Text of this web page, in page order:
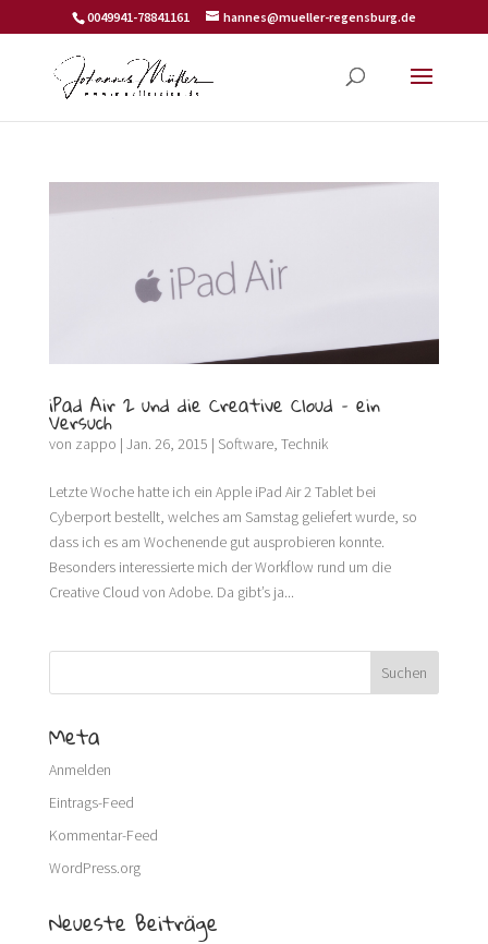
0049941-78841161 hannes@mueller-regensburg.de
iPad Air 2 und die Creative Cloud – ein
Versuch
von zappo | Jan. 26, 2015 | Software, Technik
Letzte Woche hatte ich ein Apple iPad Air 2 Tablet bei
Cyberport bestellt, welches am Samstag geliefert wurde, so
dass ich es am Wochenende gut ausprobieren konnte.
Besonders interessierte mich der Workflow rund um die
Creative Cloud von Adobe. Da gibt’s ja...
Meta
Anmelden
Eintrags-Feed
Kommentar-Feed
WordPress.org
Neueste Beiträge